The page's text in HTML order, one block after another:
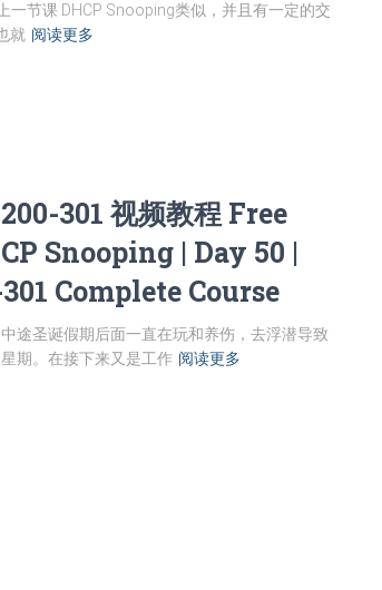
一节课 DHCP Snooping类似，并且有一定的交
就 阅读更多
301 视频教程 Free
Snooping | Day 50 |
Complete Course
途圣诞假期后面一直在玩和养伤，去浮潜导致
期。在接下来又是工作 阅读更多